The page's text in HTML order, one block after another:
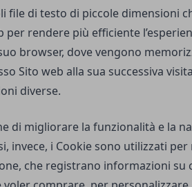
file di testo di piccole dimensioni
rendere più efficiente
browser, dove vengono
Sito web alla sua successiva
diverse.
di migliorare la funzionalità e la
invece, i Cookie sono utilizzati
che registrano informazioni su